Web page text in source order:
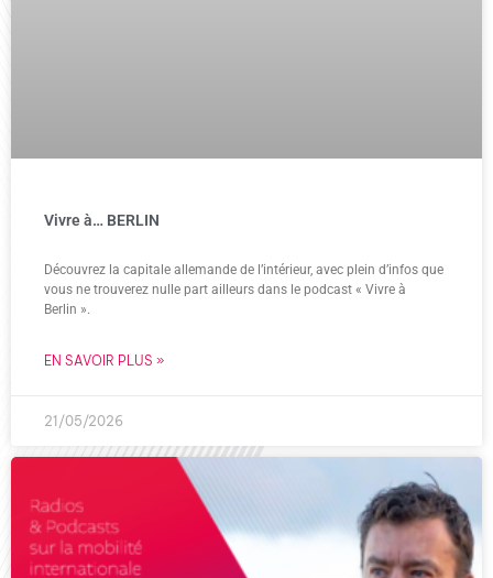
Vivre à… BERLIN
Découvrez la capitale allemande de l’intérieur, avec plein d’infos que
vous ne trouverez nulle part ailleurs dans le podcast « Vivre à
Berlin ».
EN SAVOIR PLUS »
21/05/2026